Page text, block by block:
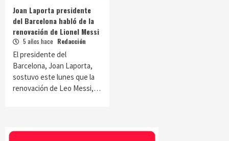
Joan Laporta presidente
del Barcelona habló de la
renovación de Lionel Messi
5 años hace Redacción
El presidente del
Barcelona, Joan Laporta,
sostuvo este lunes que la
renovación de Leo Messi,…